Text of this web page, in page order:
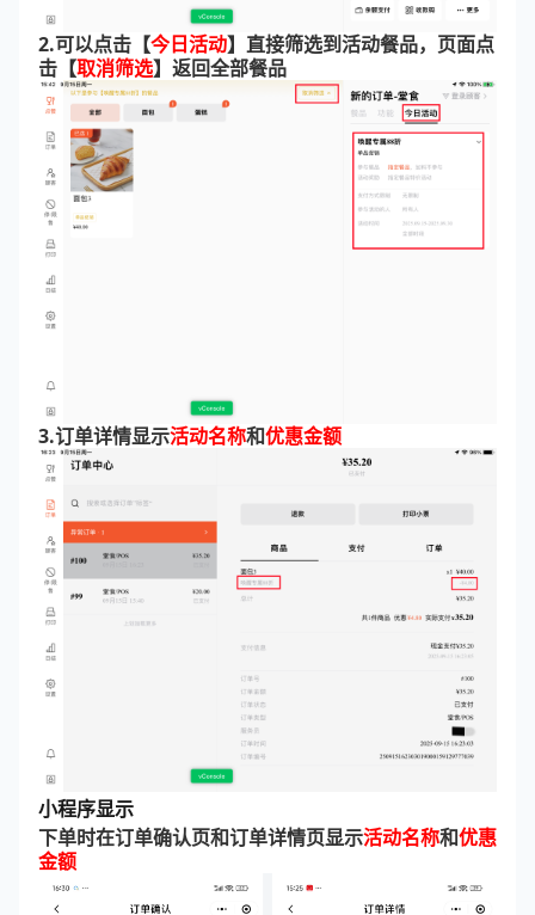
2.可以点击【今日活动】直接筛选到活动餐品，页面点
击【取消筛选】返回全部餐品
3.订单详情显示活动名称和优惠金额
小程序显示
下单时在订单确认页和订单详情页显示活动名称和优惠
金额